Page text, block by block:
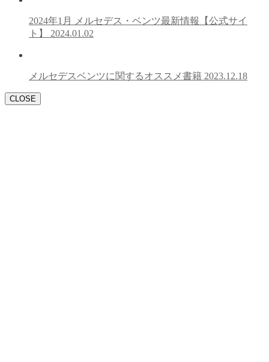
2024年1月 メルセデス・ベンツ最新情報【公式サイ
ト】 2024.01.02
メルセデスベンツに関するオススメ書籍 2023.12.18
CLOSE